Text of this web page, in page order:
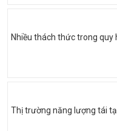
Nhiều thách thức trong quy
Thị trường năng lượng tái